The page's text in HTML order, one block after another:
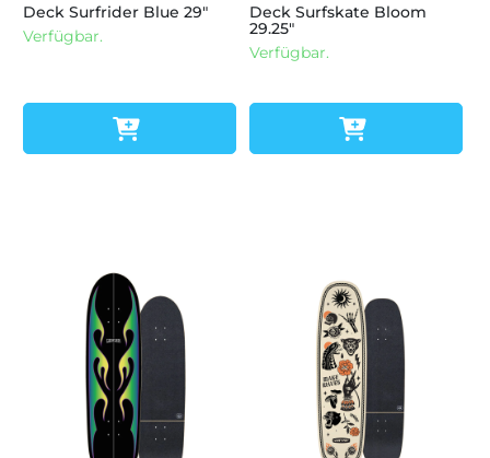
Deck Surfrider Blue 29"
Verfügbar.
Deck Surfskate Bloom
29.25"
Verfügbar.